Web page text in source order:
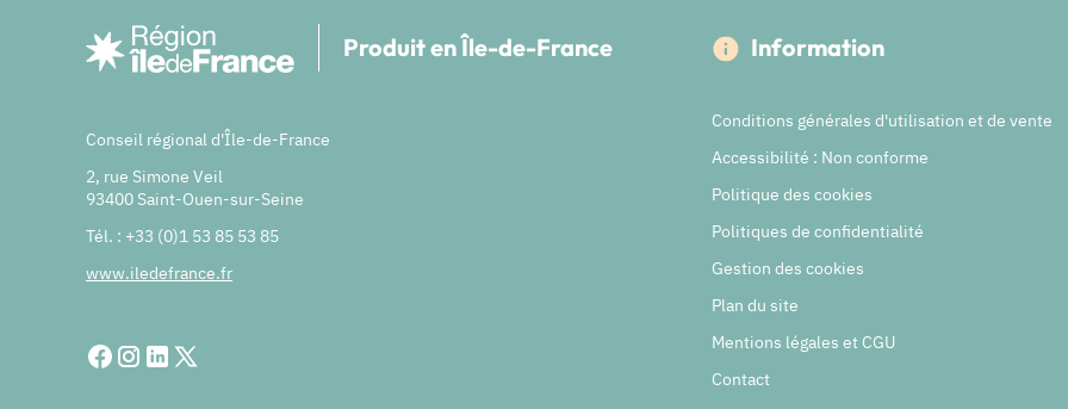
Produit en Île-de-France
Conseil régional d'Île-de-France
2, rue Simone Veil
93400 Saint-Ouen-sur-Seine
Tél. : +33 (0)1 53 85 53 85
www.iledefrance.fr
Information
Conditions générales d'utilisation et de vente
Accessibilité : Non conforme
Politique des cookies
Politiques de confidentialité
Gestion des cookies
Plan du site
Mentions légales et CGU
Contact